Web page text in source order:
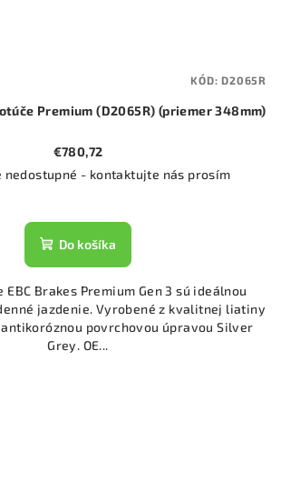
Premium (D2065R) (priemer 348mm)
€780,72
nedostupné - kontaktujte nás prosím
Do košíka
EBC Brakes Premium Gen 3 sú ideálnou
jazdenie. Vyrobené z kvalitnej liatiny
povrchovou úpravou Silver
Grey. OE...
KÓD:D2065R